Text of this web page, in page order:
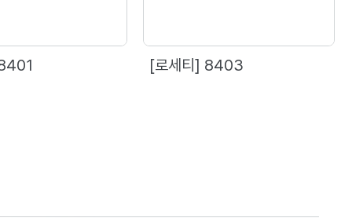
[로세티] 8403